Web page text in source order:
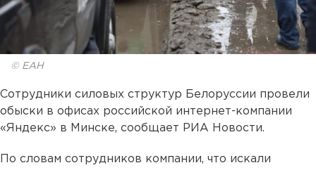
© ЕАН
Сотрудники силовых структур Белоруссии провели
обыски в офисах российской интернет-компании
«Яндекс» в Минске, сообщает РИА Новости.
По словам сотрудников компании, что искали